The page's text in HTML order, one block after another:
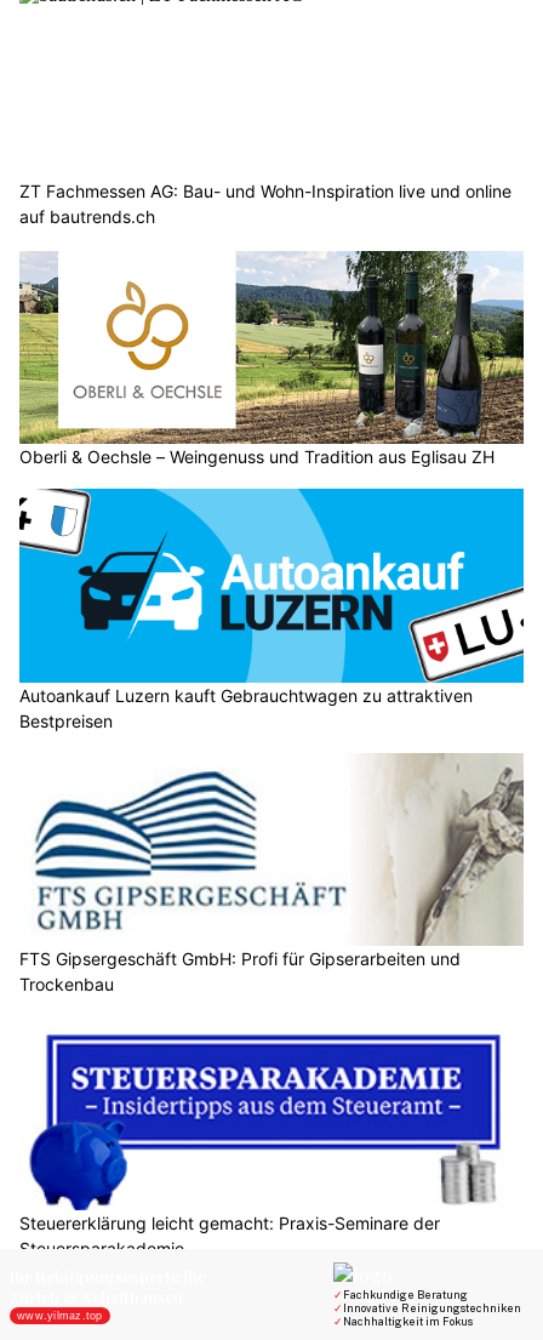
ZT Fachmessen AG: Bau- und Wohn-Inspiration live und online
auf bautrends.ch
Oberli & Oechsle – Weingenuss und Tradition aus Eglisau ZH
Autoankauf Luzern kauft Gebrauchtwagen zu attraktiven
Bestpreisen
FTS Gipsergeschäft GmbH: Profi für Gipserarbeiten und
Trockenbau
Steuererklärung leicht gemacht: Praxis-Seminare der
Steuersparakademie